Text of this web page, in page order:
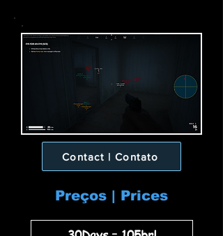
Contact | Contato
Preços | Prices